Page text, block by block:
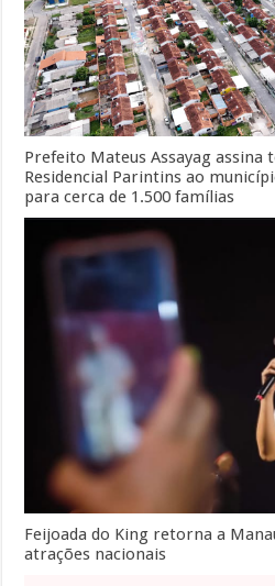
Prefeito Mateus Assayag
Residencial Parintins ao
para cerca de 1.500 famílias
Feijoada do King retorna a
atrações nacionais